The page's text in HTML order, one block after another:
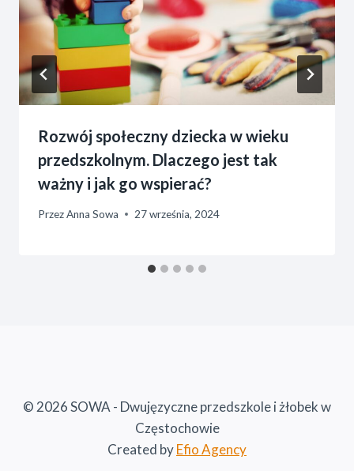
Rozwój społeczny dziecka w wieku
przedszkolnym. Dlaczego jest tak
ważny i jak go wspierać?
PrzezAnna Sowa 27 września, 2024
© 2026 SOWA - Dwujęzyczne przedszkole i żłobek w
Częstochowie
Created byEfio Agency